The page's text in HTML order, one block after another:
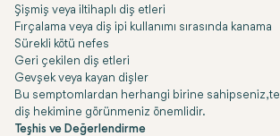
Şişmiş veya iltihaplı diş etleri
Fırçalama veya diş ipi kullanımı sırasında kanama
Sürekli kötü nefes
Geri çekilen diş etleri
Gevşek veya kayan dişler
Bu semptomlardan herhangi birine sahipseniz,
diş hekimine görünmeniz önemlidir.
Teşhis ve Değerlendirme